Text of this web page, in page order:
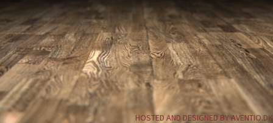
HOSTED AND DESIGNED BY AVENTIO.DK